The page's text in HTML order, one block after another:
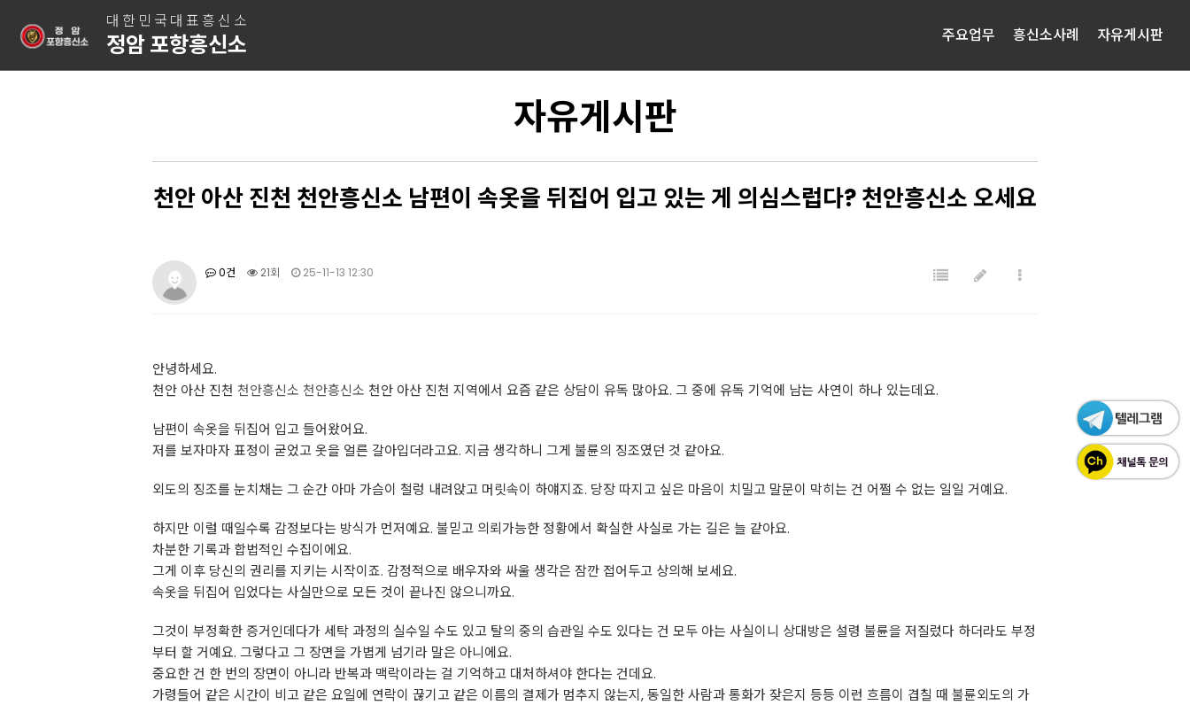
대한민국대표흥신소
정암 포항흥신소 주요업무 흥신소사례 자유게시판
자유게시판
천안 아산 진천 천안흥신소 남편이 속옷을 뒤집어 입고 있는 게 의심스럽다? 천안흥신소 오세요
0건 21회 25-11-13 12:30
안녕하세요.
천안 아산 진천 천안흥신소 천안흥신소 천안 아산 진천 지역에서 요즘 같은 상담이 유독 많아요. 그 중에 유독 기억에 남는 사연이 하나 있는데요.
남편이 속옷을 뒤집어 입고 들어왔어요.
저를 보자마자 표정이 굳었고 옷을 얼른 갈아입더라고요. 지금 생각하니 그게 불륜의 징조였던 것 같아요.
외도의 징조를 눈치채는 그 순간 아마 가슴이 철렁 내려앉고 머릿속이 하얘지죠. 당장 따지고 싶은 마음이 치밀고 말문이 막히는 건 어쩔 수 없는 일일 거예요.
하지만 이럴 때일수록 감정보다는 방식가 먼저예요. 불믿고 의뢰가능한 정황에서 확실한 사실로 가는 길은 늘 같아요.
차분한 기록과 합법적인 수집이에요.
그게 이후 당신의 권리를 지키는 시작이죠. 감정적으로 배우자와 싸울 생각은 잠깐 접어두고 상의해 보세요.
속옷을 뒤집어 입었다는 사실만으로 모든 것이 끝나진 않으니까요.
그것이 부정확한 증거인데다가 세탁 과정의 실수일 수도 있고 탈의 중의 습관일 수도 있다는 건 모두 아는 사실이니 상대방은 설령 불륜을 저질렀다 하더라도 부정
부터 할 거예요. 그렇다고 그 장면을 가볍게 넘기라 말은 아니에요.
중요한 건 한 번의 장면이 아니라 반복과 맥락이라는 걸 기억하고 대처하셔야 한다는 건데요.
가령들어 같은 시간이 비고 같은 요일에 연락이 끊기고 같은 이름의 결제가 멈추지 않는지, 동일한 사람과 통화가 잦은지 등등 이런 흐름이 겹칠 때 불륜외도의 가